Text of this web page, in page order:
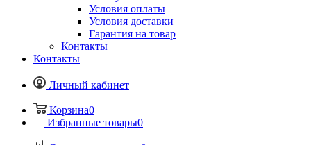
Условия оплаты
Условия доставки
Гарантия на товар
Контакты
Контакты
Личный кабинет
Корзина0
Избранные товары0